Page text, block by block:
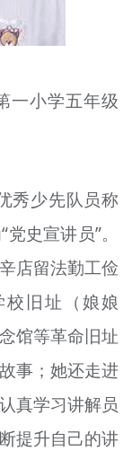
一小学五年级
秀少先队员称
史宣讲员”。
店留法勤工俭
旧址（娘娘
馆等革命旧址
事；她还走进
认真学习讲解员
提升自己的讲